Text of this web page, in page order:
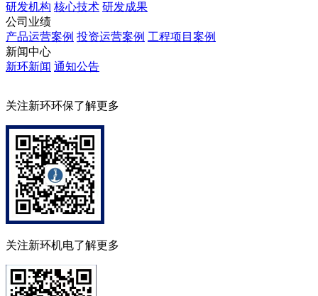
研发机构 核心技术 研发成果
公司业绩
产品运营案例 投资运营案例 工程项目案例
新闻中心
新环新闻 通知公告
关注新环环保了解更多
关注新环机电了解更多